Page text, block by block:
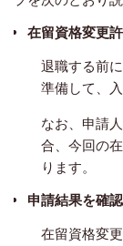
在留資格変更
退職する前
準備して、
なお、申請
合、今回の
ります。
申請結果を確認
在留資格変